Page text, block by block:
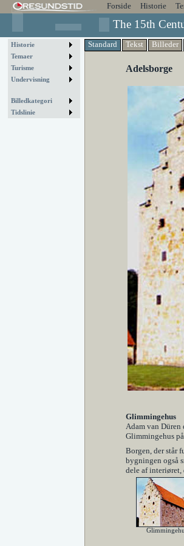
Forside Historie
The 15th
Historie
Temaer
Turisme
Undervisning
Billedkategori
Tidslinie
Standard Tekst Billeder
Adelsborge
Glimmingehus
Adam van
Glimmingehus
Borgen, der står
bygningen også
dele af interiøret,